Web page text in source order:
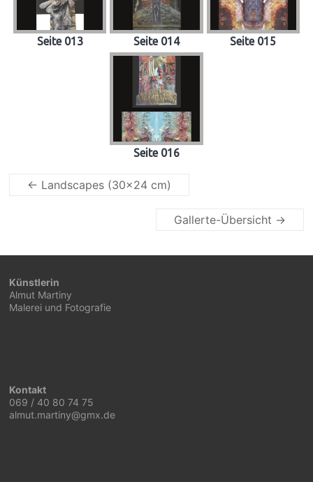
Seite 013 Seite 014 Seite 015
Seite 016
← Landscapes (30×24 cm)
Gallerte-Übersicht →
Künstlerin
Almut Martiny
Malerei und Fotografie
Kontakt
069 / 40 80 74 75
almut.martiny@gmx.de